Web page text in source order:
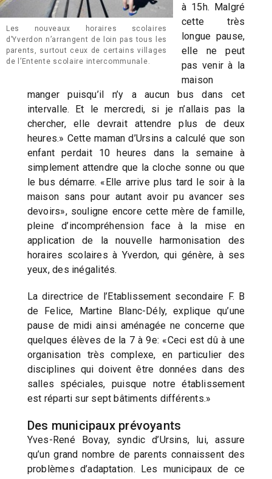
Les nouveaux horaires scolaires
d’Yverdon n’arrangent de loin pas tous les
parents, surtout ceux de certains villages
de l’Entente scolaire intercommunale.
à 15h. Malgré
cette très
longue pause,
elle ne peut
pas venir à la
maison
manger puisqu’il n’y a aucun bus dans cet
intervalle. Et le mercredi, si je n’allais pas la
chercher, elle devrait attendre plus de deux
heures.» Cette maman d’Ursins a calculé que son
enfant perdait 10 heures dans la semaine à
simplement attendre que la cloche sonne ou que
le bus démarre. «Elle arrive plus tard le soir à la
maison sans pour autant avoir pu avancer ses
devoirs», souligne encore cette mère de famille,
pleine d’incompréhension face à la mise en
application de la nouvelle harmonisation des
horaires scolaires à Yverdon, qui génère, à ses
yeux, des inégalités.
La directrice de l’Etablissement secondaire F. B
de Felice, Martine Blanc-Dély, explique qu’une
pause de midi ainsi aménagée ne concerne que
quelques élèves de la 7 à 9e: «Ceci est dû à une
organisation très complexe, en particulier des
disciplines qui doivent être données dans des
salles spéciales, puisque notre établissement
est réparti sur sept bâtiments différents.»
Des municipaux prévoyants
Yves-René Bovay, syndic d’Ursins, lui, assure
qu’un grand nombre de parents connaissent des
problèmes d’adaptation. Les municipaux de ce